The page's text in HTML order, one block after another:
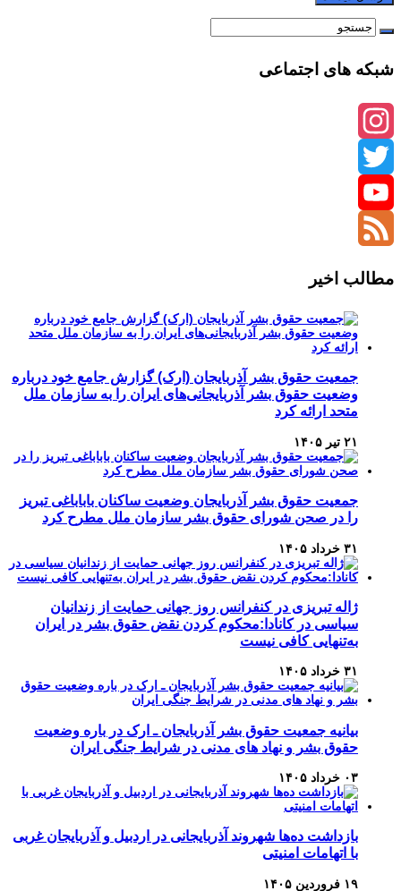
شبکه های اجتماعی
Instagram
Twitter
YouTube
مطالب اخیر
جمعیت حقوق بشر آذربایجان (ارک) گزارش جامع خود درباره
وضعیت حقوق بشر آذربایجانی‌های ایران را به سازمان ملل
متحد ارائه کرد
۲۱ تیر ۱۴۰۵
جمعیت حقوق بشر آذربایجان وضعیت ساکنان باباباغی تبریز
را در صحن شورای حقوق بشر سازمان ملل مطرح کرد
۳۱ خرداد ۱۴۰۵
ژاله تبریزی در کنفرانس روز جهانی حمایت از زندانیان
سیاسی در کانادا:محکوم کردن نقض حقوق بشر در ایران
به‌تنهایی کافی نیست
۳۱ خرداد ۱۴۰۵
بیانیه جمعیت حقوق بشر آذربایجان ـ ارک در باره وضعیت
حقوق بشر و نهاد های مدنی در شرایط جنگی ایران
۰۳ خرداد ۱۴۰۵
بازداشت ده‌ها شهروند آذربایجانی در اردبیل و آذربایجان غربی
با اتهامات امنیتی
۱۹ فروردین ۱۴۰۵